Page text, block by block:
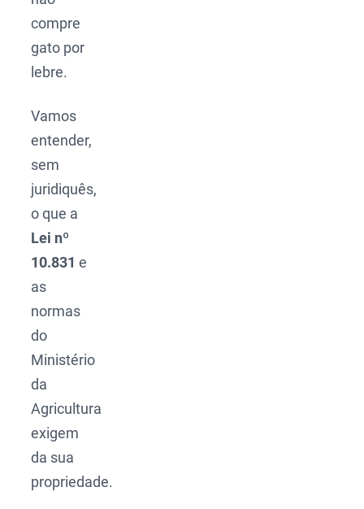
compre
gato por
lebre.
Vamos
entender,
sem
juridiquês,
o que a
Lei nº
10.831 e
as
normas
do
Ministério
da
Agricultura
exigem
da sua
propriedade.